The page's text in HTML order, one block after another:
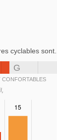
cyclables sont...
G
CONFORTABLES